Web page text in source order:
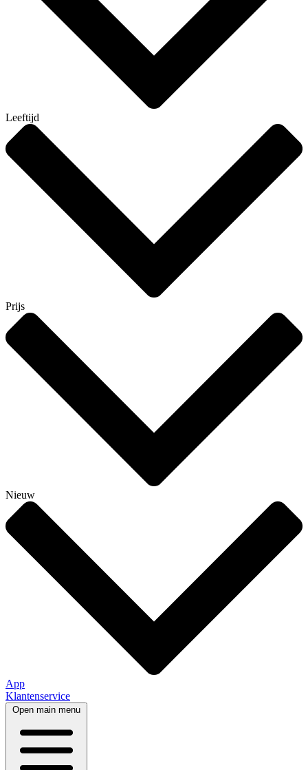
Leeftijd
Prijs
Nieuw
App
Klantenservice
Open main menu